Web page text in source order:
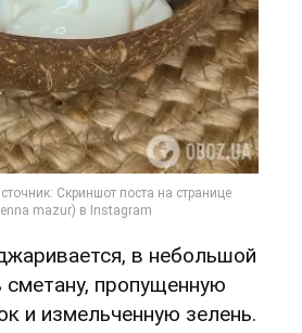
в небольшой
пропущенную
и измельченную зелень.